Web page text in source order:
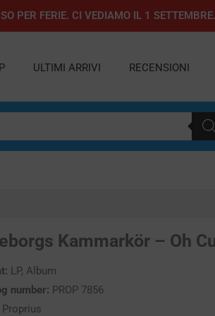
PER FERIE. CI VEDIAMO IL 1
ULTIMI ARRIVI RECENSIONI
Kammarkör – Oh
LP, Album
number: PROP 7856
Proprius